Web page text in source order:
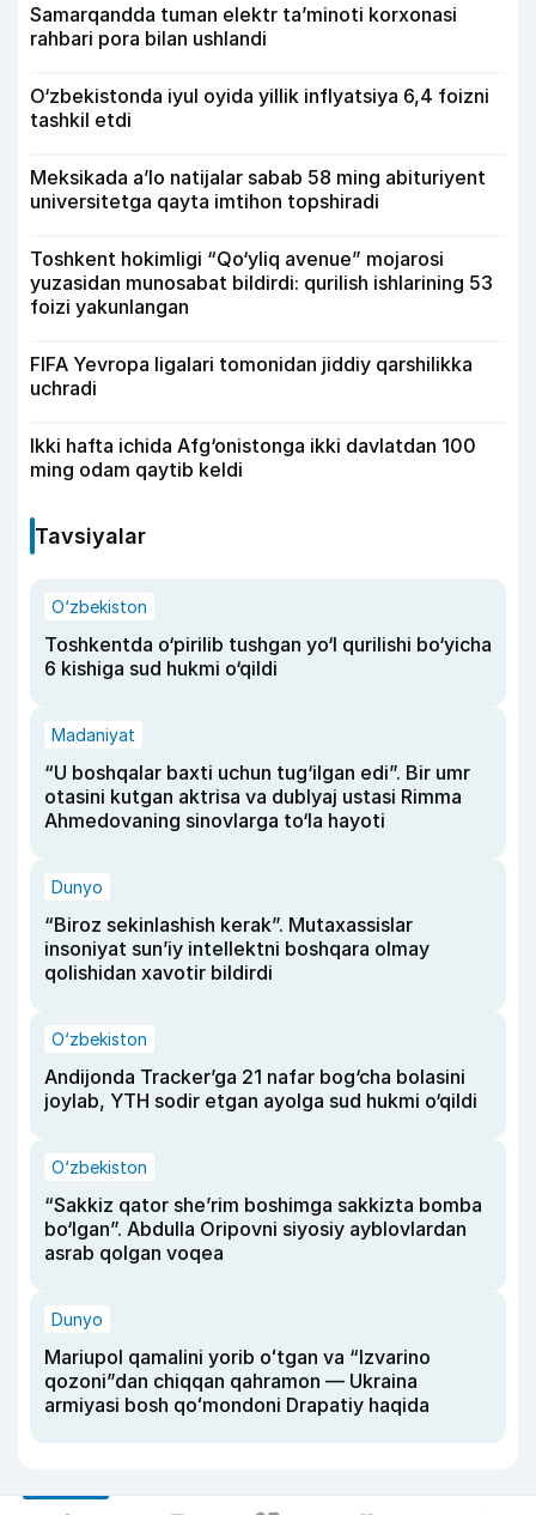
Samarqandda tuman elektr ta’minoti korxonasi
rahbari pora bilan ushlandi
O‘zbekistonda iyul oyida yillik inflyatsiya 6,4 foizni
tashkil etdi
Meksikada a’lo natijalar sabab 58 ming abituriyent
universitetga qayta imtihon topshiradi
Toshkent hokimligi “Qo‘yliq avenue” mojarosi
yuzasidan munosabat bildirdi: qurilish ishlarining 53
foizi yakunlangan
FIFA Yevropa ligalari tomonidan jiddiy qarshilikka
uchradi
Ikki hafta ichida Afg‘onistonga ikki davlatdan 100
ming odam qaytib keldi
Tavsiyalar
O‘zbekiston
Toshkentda o‘pirilib tushgan yo‘l qurilishi bo‘yicha
6 kishiga sud hukmi o‘qildi
Madaniyat
“U boshqalar baxti uchun tug‘ilgan edi”. Bir umr
otasini kutgan aktrisa va dublyaj ustasi Rimma
Ahmedovaning sinovlarga to‘la hayoti
Dunyo
“Biroz sekinlashish kerak”. Mutaxassislar
insoniyat sun’iy intellektni boshqara olmay
qolishidan xavotir bildirdi
O‘zbekiston
Andijonda Tracker’ga 21 nafar bog‘cha bolasini
joylab, YTH sodir etgan ayolga sud hukmi o‘qildi
O‘zbekiston
“Sakkiz qator she’rim boshimga sakkizta bomba
bo‘lgan”. Abdulla Oripovni siyosiy ayblovlardan
asrab qolgan voqea
Dunyo
Mariupol qamalini yorib oʻtgan va “Izvarino
qozoni”dan chiqqan qahramon — Ukraina
armiyasi bosh qoʻmondoni Drapatiy haqida